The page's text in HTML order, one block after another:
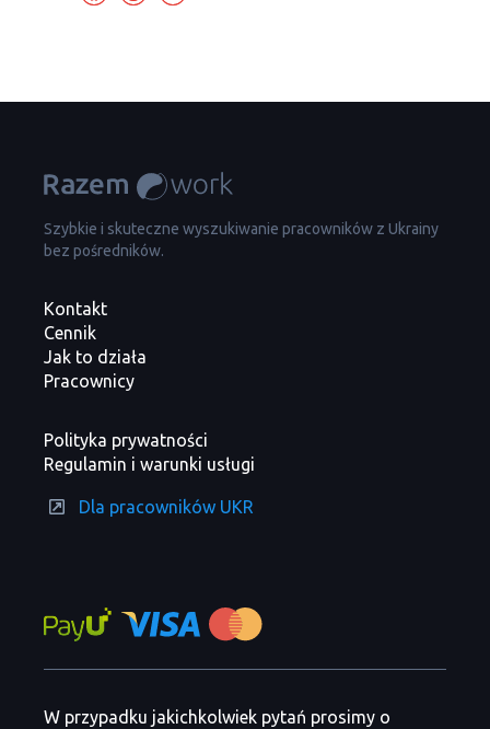
Szybkie i skuteczne wyszukiwanie pracowników z Ukrainy
bez pośredników.
Kontakt
Cennik
Jak to działa
Pracownicy
Polityka prywatności
Regulamin i warunki usługi
Dla pracowników UKR
W przypadku jakichkolwiek pytań prosimy o